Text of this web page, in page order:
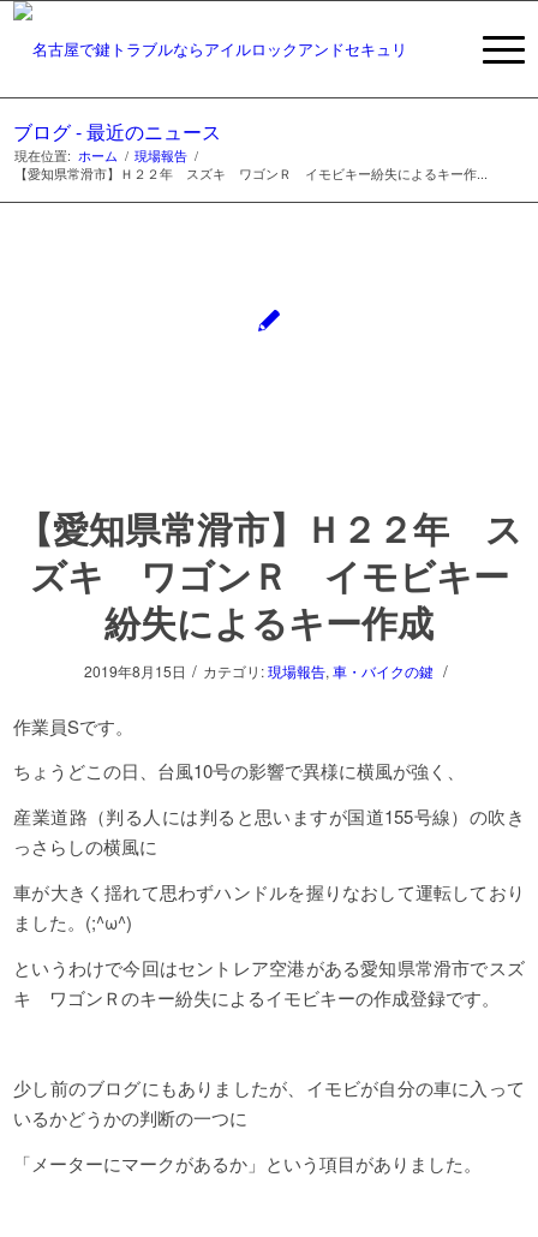
ブログ - 最近のニュース
現在位置: ホーム / 現場報告 /
【愛知県常滑市】Ｈ２２年 スズキ ワゴンＲ イモビキー紛失によるキー作...
【愛知県常滑市】Ｈ２２年 ス
ズキ ワゴンＲ イモビキー
紛失によるキー作成
2019年8月15日 / カテゴリ:現場報告, 車・バイクの鍵 /
作業員Sです。
ちょうどこの日、台風10号の影響で異様に横風が強く、
産業道路（判る人には判ると思いますが国道155号線）の吹き
っさらしの横風に
車が大きく揺れて思わずハンドルを握りなおして運転しており
ました。(;^ω^)
というわけで今回はセントレア空港がある愛知県常滑市でスズ
キ ワゴンＲのキー紛失によるイモビキーの作成登録です。
少し前のブログにもありましたが、イモビが自分の車に入って
いるかどうかの判断の一つに
「メーターにマークがあるか」という項目がありました。